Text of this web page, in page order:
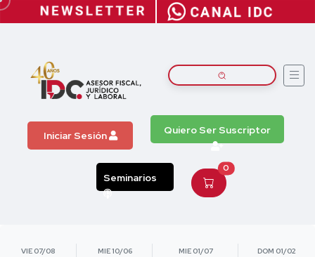
Iniciar Sesión Quiero Ser Suscriptor
Seminarios
0
VIE 07/08 MIE 10/06 MIE 01/07 DOM 01/02